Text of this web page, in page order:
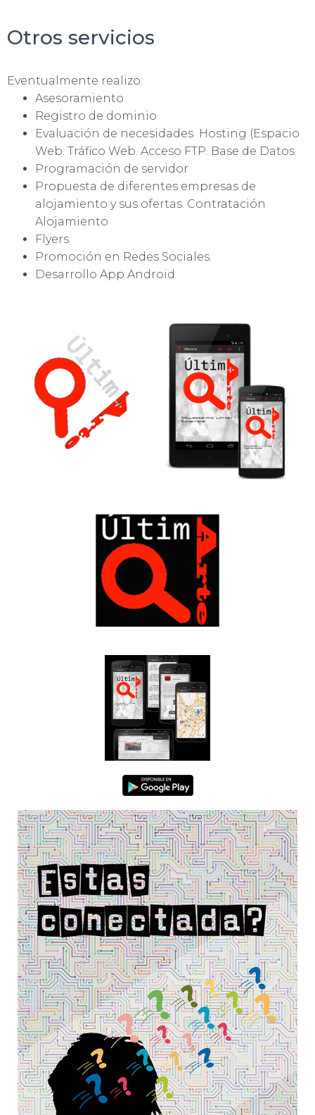
Otros servicios
Eventualmente realizo:
Asesoramiento
Registro de dominio
Evaluación de necesidades Hosting (Espacio
Web. Tráfico Web. Acceso FTP. Base de Datos.
Programación de servidor
Propuesta de diferentes empresas de
alojamiento y sus ofertas. Contratación
Alojamiento
Flyers
Promoción en Redes Sociales.
Desarrollo App Android